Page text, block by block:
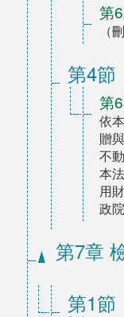
第
（
第4
第
依
贈
不
本
用
政
第7章
第1